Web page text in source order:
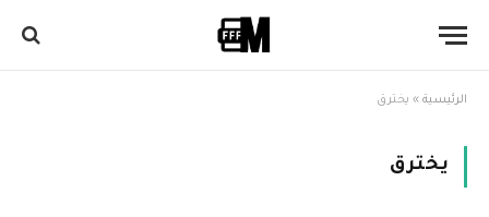
الرئيسية » يخترق
يخترق